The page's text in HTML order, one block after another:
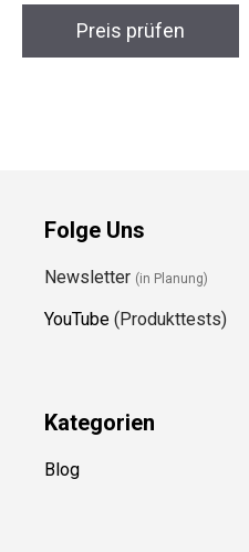
Preis prüfen
Folge Uns
Newsletter (in Planung)
YouTube (Produkttests)
Kategorien
Blog